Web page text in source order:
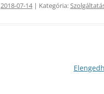
2018-07-14| Kategória: